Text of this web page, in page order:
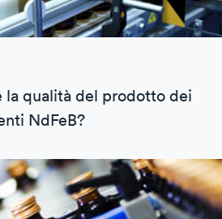
la qualità del prodotto dei
NdFeB?